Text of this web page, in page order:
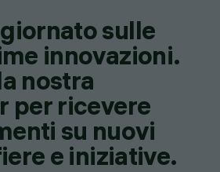
sulle
innovazioni.
nostra
per ricevere
su nuovi
e iniziative.